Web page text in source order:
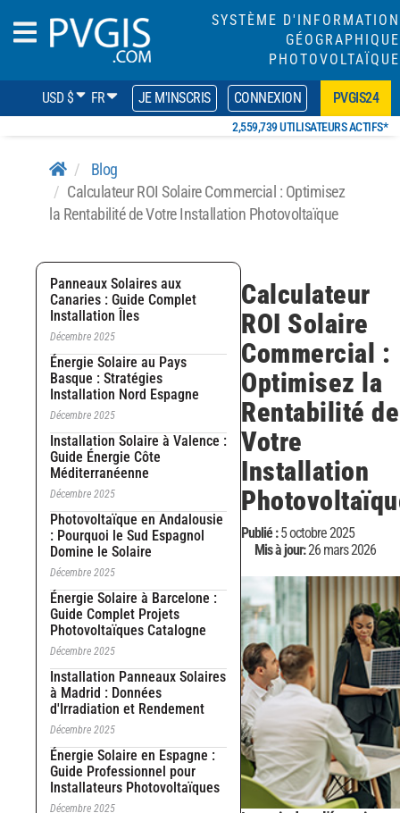
SYSTÈME D'INFORMATION
GÉOGRAPHIQUE
PHOTOVOLTAÏQUE
USD $ FR JE M'INSCRIS CONNEXION PVGIS24
2,559,739 UTILISATEURS ACTIFS*
Blog
Calculateur ROI Solaire Commercial : Optimisez
la Rentabilité de Votre Installation Photovoltaïque
Panneaux Solaires aux
Canaries : Guide Complet
Installation Îles
Décembre 2025
Énergie Solaire au Pays
Basque : Stratégies
Installation Nord Espagne
Décembre 2025
Installation Solaire à Valence :
Guide Énergie Côte
Méditerranéenne
Décembre 2025
Photovoltaïque en Andalousie
: Pourquoi le Sud Espagnol
Domine le Solaire
Décembre 2025
Énergie Solaire à Barcelone :
Guide Complet Projets
Photovoltaïques Catalogne
Décembre 2025
Installation Panneaux Solaires
à Madrid : Données
d'Irradiation et Rendement
Décembre 2025
Énergie Solaire en Espagne :
Guide Professionnel pour
Installateurs Photovoltaïques
Décembre 2025
Calculateur
ROI Solaire
Commercial :
Optimisez la
Rentabilité de
Votre
Installation
Publié : 5 octobre 2025
Mis à jour:26 mars 2026